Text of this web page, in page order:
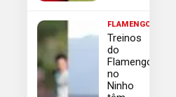
FLAMENGO
Treinos
do
Flamengo
no
Ninho